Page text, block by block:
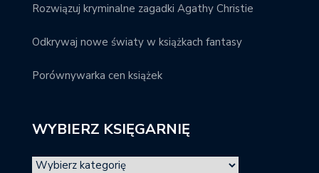
Rozwiązuj kryminalne zagadki Agathy Christie
Odkrywaj nowe światy w książkach fantasy
Porównywarka cen książek
WYBIERZ KSIĘGARNIĘ